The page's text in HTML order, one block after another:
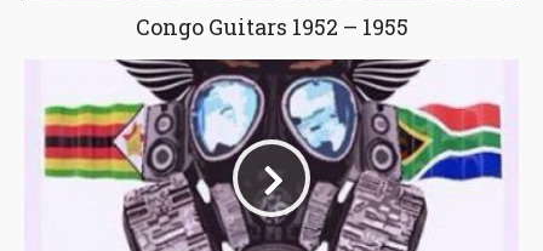
Congo Guitars 1952 – 1955